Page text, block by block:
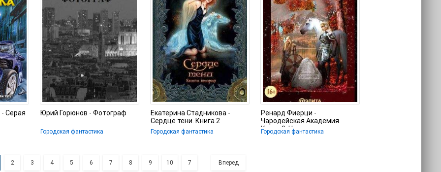
Серая
Юрий Горюнов - Фотограф
Городская фантастика
Екатерина Стадникова -
Сердце тени. Книга 2
Городская фантастика
Ренард Фиерци -
Чародейская Академия.
Книга 3. Неисправимые
нарушители
Городская фантастика
2 3 4 5 6 7 8 9 10 7 Вперед